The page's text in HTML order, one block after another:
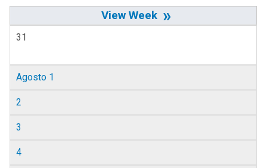
»
31
Agosto 1
2
3
4